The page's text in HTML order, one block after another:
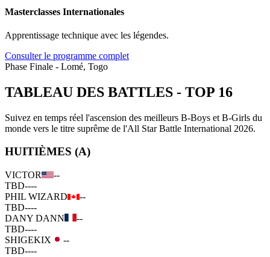
Masterclasses Internationales
Apprentissage technique avec les légendes.
Consulter le programme complet
Phase Finale - Lomé, Togo
TABLEAU DES BATTLES - TOP 16
Suivez en temps réel l'ascension des meilleurs B-Boys et B-Girls du
monde vers le titre suprême de l'All Star Battle International 2026.
HUITIÈMES (A)
VICTOR
--
TBD----
PHIL WIZARD
--
TBD----
DANY DANN
--
TBD----
SHIGEKIX
--
TBD----